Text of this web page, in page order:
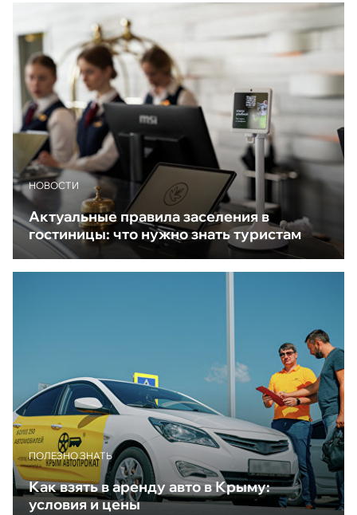
НОВОСТИ
Актуальные правила заселения в
гостиницы: что нужно знать туристам
ПОЛЕЗНО ЗНАТЬ
Как взять в аренду авто в Крыму:
условия и цены